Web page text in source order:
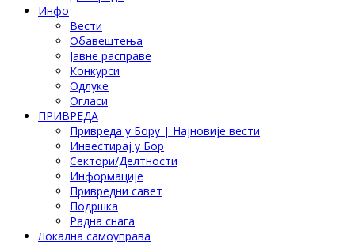
Инфо
Вести
Обавештења
Јавне расправе
Конкурси
Одлуке
Огласи
ПРИВРЕДА
Привреда у Бору | Најновије вести
Инвестирај у Бор
Сектори/Делтности
Информације
Привредни савет
Подршка
Радна снага
Локална самоуправа